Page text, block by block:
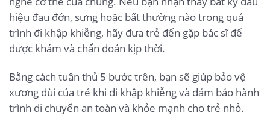
hiệu đau đớn, sưng hoặc bất thường nào trong quá
trình đi khập khiễng, hãy đưa trẻ đến gặp bác sĩ để
được khám và chẩn đoán kịp thời.
Bằng cách tuân thủ 5 bước trên, bạn sẽ giúp bảo vệ
xương đùi của trẻ khi đi khập khiễng và đảm bảo hành
trình di chuyển an toàn và khỏe mạnh cho trẻ nhỏ.